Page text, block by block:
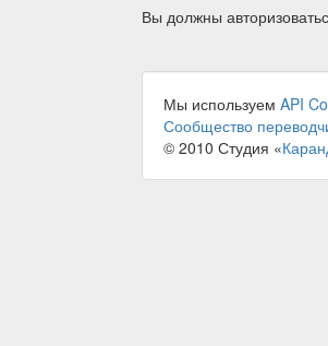
Вы должны
Мы используем API
Сообщество
© 2010 Студия «